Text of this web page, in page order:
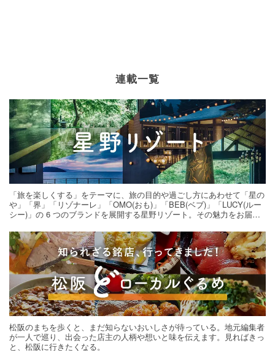
連載一覧
「旅を楽しくする」をテーマに、旅の目的や過ごし方にあわせて「星の
や」「界」「リゾナーレ」「OMO(おも)」「BEB(ベブ)」「LUCY(ルー
シー)」の 6 つのブランドを展開する星野リゾート。その魅力をお届け
松阪のまちを歩くと、まだ知らないおいしさが待っている。地元編集者
が一人で巡り、出会った店主の人柄や想いと味を伝えます。見ればきっ
と、松阪に行きたくなる。